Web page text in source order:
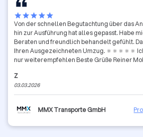
starstarstarstarstar
Von der schnellen Begutachtung über das
hin zur Ausführung hat alles gepasst. Habe
Beraten und freundlich behandelt gefühlt.
Ihren Ausgezeichneten Umzug. 🔅🔅🔅🔅🔅
nur weiterempfehlen Beste
Z
03.03.2026
MMX Transporte GmbH